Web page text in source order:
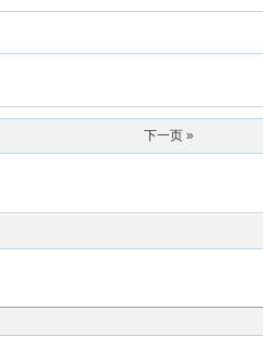
下一页 »